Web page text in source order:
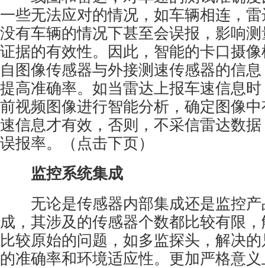
一些无法应对的情况，如车辆相连，
没有车辆的情况下甚至会误报，影响
证据的有效性。因此，智能的卡口摄
自图像传感器与外接测速传感器的信
提高准确率。如当雷达上报车速信息
前视频图像进行智能分析，确定图像
速信息才有效，否则，不采信雷达数
误报率。（点击下页）
监控系统集成
无论是传感器内部集成还是监控产
成，其涉及的传感器个数都比较有限
比较原始的问题，如多监探头，解决
的准确率和环境适应性。更加严格意